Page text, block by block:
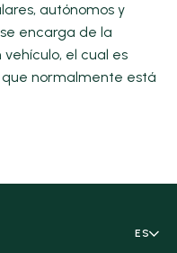
autónomos y
encarga de la
el cual es
normalmente está
ES